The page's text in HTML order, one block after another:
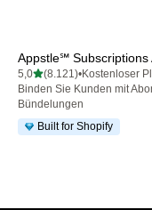
Appstle℠ Subscriptions
5,0von 5 Sternen
(8.121)
8121 Rezensionen
•Kostenloser
Binden Sie Kunden mit
Bündelungen
Built for Shopify